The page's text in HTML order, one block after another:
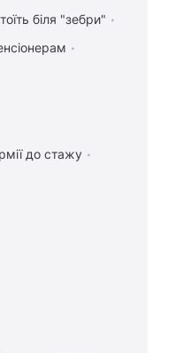
біля "зебри"
до стажу